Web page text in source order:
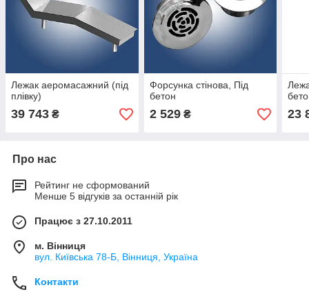
Лежак аеромасажний (під
плівку)
39 743 ₴
Форсунка стінова, Під
бетон
2 529₴ 23
Про нас
Рейтинг не сформований
Менше 5 відгуків за останній рік
Працює з 27.10.2011
м. Вінниця
вул. Київська 78-Б, Вінниця, Україна
Контакти